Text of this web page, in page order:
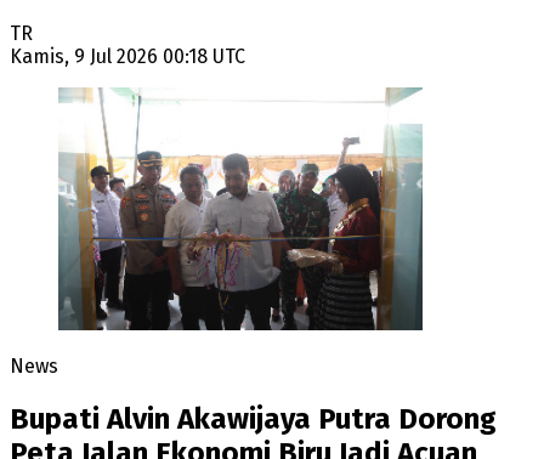
TR
Kamis, 9 Jul 2026 00:18 UTC
News
Bupati Alvin Akawijaya Putra Dorong